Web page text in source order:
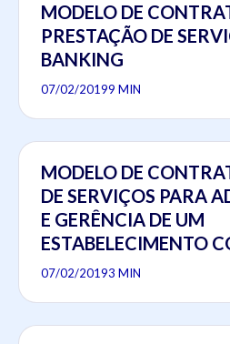
MODELO DE
PRESTAÇÃO DE
BANKING
07/02/20199 MIN
MODELO DE
DE SERVIÇOS PARA
E GERÊNCIA DE UM
ESTABELECIMENTO
07/02/20193 MIN